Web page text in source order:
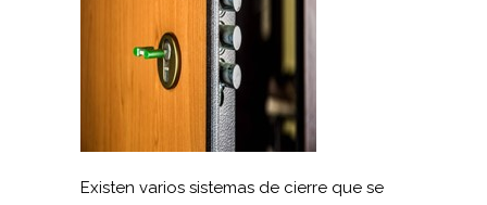
Existen varios sistemas de cierre que se